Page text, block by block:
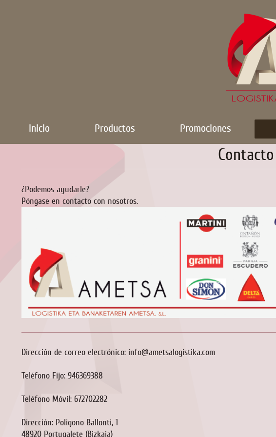
Inicio Productos Promociones
Contacto
¿Podemos ayudarle?
Póngase en contacto con nosotros.
Dirección de correo electrónico: info@ametsalogistika.com
Teléfono Fijo: 946369388
Teléfono Móvil: 672702282
Dirección: Poligono Ballonti, 1
48920 Portugalete (Bizkaia)